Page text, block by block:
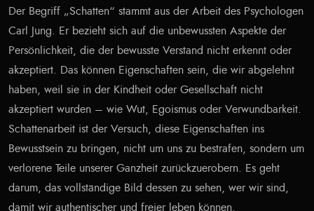
Der Begriff „Schatten“ stammt aus der Arbeit des Psychologen
Carl Jung. Er bezieht sich auf die unbewussten Aspekte der
Persönlichkeit, die der bewusste Verstand nicht erkennt oder
akzeptiert. Das können Eigenschaften sein, die wir abgelehnt
haben, weil sie in der Kindheit oder Gesellschaft nicht
akzeptiert wurden – wie Wut, Egoismus oder Verwundbarkeit.
Schattenarbeit ist der Versuch, diese Eigenschaften ins
Bewusstsein zu bringen, nicht um uns zu bestrafen, sondern um
verlorene Teile unserer Ganzheit zurückzuerobern. Es geht
darum, das vollständige Bild dessen zu sehen, wer wir sind,
damit wir authentischer und freier leben können.